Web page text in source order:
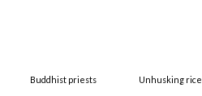
Buddhist priests Unhusking rice